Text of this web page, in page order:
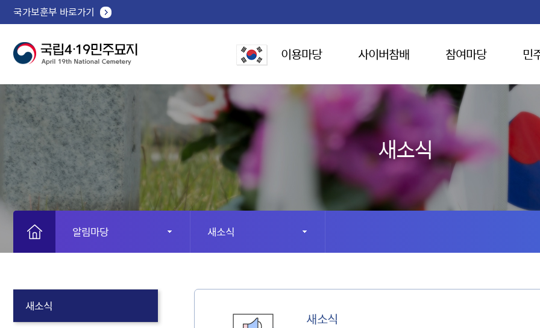
국가보훈부 바로가기
이용마당 사이버참배 참여마당 민
새소식
알림마당 새소식
새소식
새소식